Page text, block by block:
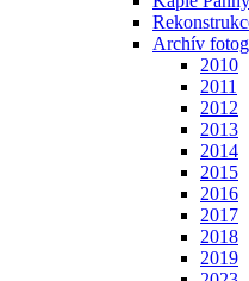
Archív
2010
2011
2012
2013
2014
2015
2016
2017
2018
2019